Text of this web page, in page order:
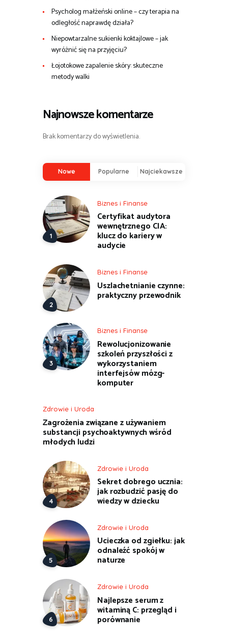
Psycholog małżeński online – czy terapia na
odległość naprawdę działa?
Niepowtarzalne sukienki koktajlowe – jak
wyróżnić się na przyjęciu?
Łojotokowe zapalenie skóry: skuteczne
metody walki
Najnowsze komentarze
Brak komentarzy do wyświetlenia.
Nowe Popularne Najciekawsze
Biznes i Finanse
Certyfikat audytora
wewnętrznego CIA:
klucz do kariery w
audycie
Biznes i Finanse
Uszlachetnianie czynne:
praktyczny przewodnik
Biznes i Finanse
Rewolucjonizowanie
szkoleń przyszłości z
wykorzystaniem
interfejsów mózg-
komputer
Zdrowie i Uroda
Zagrożenia związane z używaniem
substancji psychoaktywnych wśród
młodych ludzi
Zdrowie i Uroda
Sekret dobrego ucznia:
jak rozbudzić pasję do
wiedzy w dziecku
Zdrowie i Uroda
Ucieczka od zgiełku: jak
odnaleźć spokój w
naturze
Zdrowie i Uroda
Najlepsze serum z
witaminą C: przegląd i
porównanie